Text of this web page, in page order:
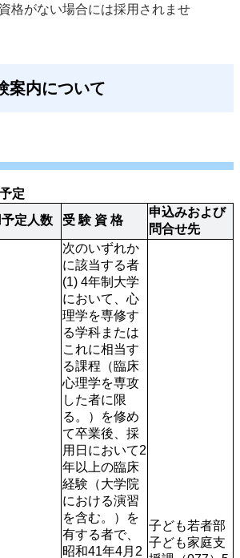
格がない場合には採用されませ
案内について
定
定人数 受 験 資 格
申込みおよび
問合せ先
次のいずれか
に該当する者
(1) 4年制大学
において、心
理学を専修す
る学科または
これに相当す
る課程（臨床
心理学を専攻
した者に限
る。）を修め
て卒業後、採
用日において2
年以上の臨床
経験（大学院
における演習
を含む。）を
有する者で、
昭和41年4月2
子ども若者部
子ども家庭支